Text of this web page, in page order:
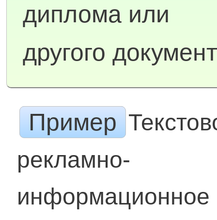
диплома или
другого
Пример
рекламно-
информационное